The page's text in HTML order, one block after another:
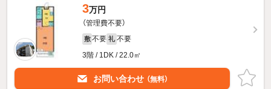
3万円
（管理費不要）
敷 不要 礼 不要
3階 / 1DK / 22.0㎡
お問い合わせ （無料）